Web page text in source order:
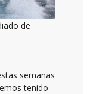
de
semanas
tenido